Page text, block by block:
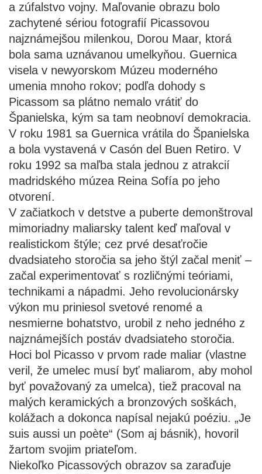
a zúfalstvo vojny. Maľovanie obrazu bolo
zachytené sériou fotografií Picassovou
najznámejšou milenkou, Dorou Maar, ktorá
bola sama uznávanou umelkyňou. Guernica
visela v newyorskom Múzeu moderného
umenia mnoho rokov; podľa dohody s
Picassom sa plátno nemalo vrátiť do
Španielska, kým sa tam neobnoví demokracia.
V roku 1981 sa Guernica vrátila do Španielska
a bola vystavená v Casón del Buen Retiro. V
roku 1992 sa maľba stala jednou z atrakcií
madridského múzea Reina Sofía po jeho
otvorení.
V začiatkoch v detstve a puberte demonštroval
mimoriadny maliarsky talent keď maľoval v
realistickom štýle; cez prvé desaťročie
dvadsiateho storočia sa jeho štýl začal meniť –
začal experimentovať s rozličnými teóriami,
technikami a nápadmi. Jeho revolucionársky
výkon mu priniesol svetové renomé a
nesmierne bohatstvo, urobil z neho jedného z
najznámejších postáv dvadsiateho storočia.
Hoci bol Picasso v prvom rade maliar (vlastne
veril, že umelec musí byť maliarom, aby mohol
byť považovaný za umelca), tiež pracoval na
malých keramických a bronzových soškách,
kolážach a dokonca napísal nejakú poéziu. „Je
suis aussi un poète“ (Som aj básnik), hovoril
žartom svojim priateľom.
Niekoľko Picassových obrazov sa zaraďuje